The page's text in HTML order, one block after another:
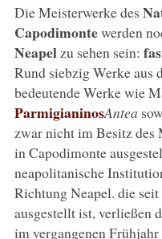
Die Meisterwerke des
Capodimontewerden
Neapel zu sehen sein:
Rund siebzig Werke aus
bedeutende Werke wie
ParmigianinosAntea
zwar nicht im Besitz des
in Capodimonte
neapolitanische
Richtung Neapel. die
ausgestellt ist, verließen
im vergangenen